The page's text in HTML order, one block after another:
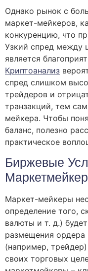
Однако рынок с
маркет-мейкеров,
конкуренцию, что
Узкий спред между
является
Криптоанализ
спред слишком
трейдеров и
транзакций, тем
мейкера. Чтобы
баланс, полезно
практическое
Биржевые
Маркет-мейкеры
определение того,
валюты и т. д.)
размещения ордера
(например,
своих торговых